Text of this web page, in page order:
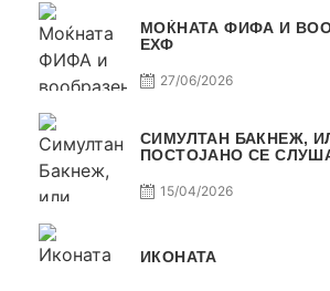
МОЌНАТА ФИФА И
ЕХФ
27/06/2026
СИМУЛТАН БАКНЕЖ,
ПОСТОЈАНО СЕ
15/04/2026
ИКОНАТА